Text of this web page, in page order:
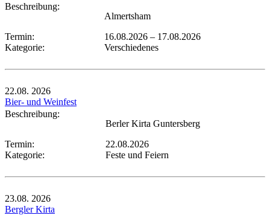
Beschreibung:
Almertsham
Termin:
16.08.2026 – 17.08.2026
Kategorie:
Verschiedenes
22.08. 2026
Bier- und Weinfest
Beschreibung:
Berler Kirta Guntersberg
Termin:
22.08.2026
Kategorie:
Feste und Feiern
23.08. 2026
Bergler Kirta